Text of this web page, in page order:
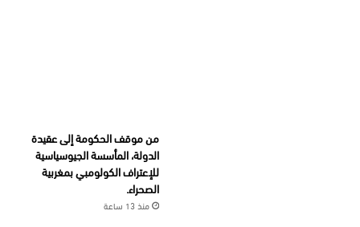
من موقف الحكومة إلى عقيدة
الدولة، المأسسة الجيوسياسية
للإعتراف الكولومبي بمغربية
الصحراء.
منذ 13 ساعة